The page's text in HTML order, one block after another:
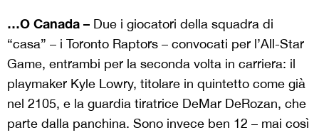
…O Canada – Due i giocatori della squadra di
“casa” – i Toronto Raptors – convocati per l’All-Star
Game, entrambi per la seconda volta in carriera: il
playmaker Kyle Lowry, titolare in quintetto come già
nel 2105, e la guardia tiratrice DeMar DeRozan, che
parte dalla panchina. Sono invece ben 12 – mai così